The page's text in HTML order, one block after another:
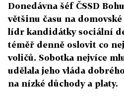
Donedávna šéf ČSSD
většinu času na
lídr kandidátky sociální
téměř denně oslovit co
voličů. Sobotka nejvíce
udělala jeho vláda
na nízké důchody a platy.